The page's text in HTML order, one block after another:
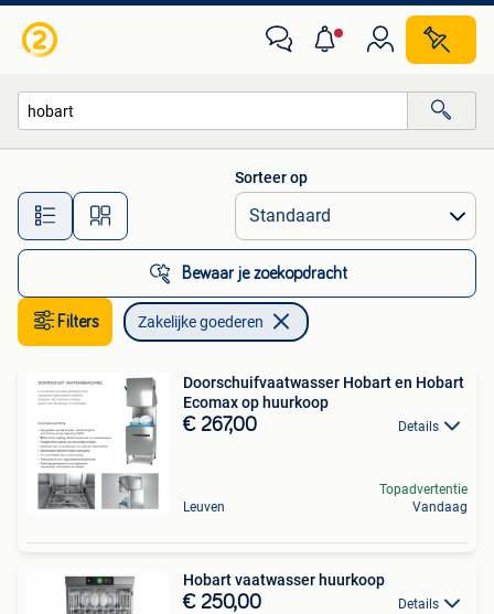
Alle afstanden…
Sorteer op
Bewaar je zoekopdracht
Filters Zakelijke goederen
Doorschuifvaatwasser Hobart en Hobart
Ecomax op huurkoop
€ 267,00 Details
Leuven
Topadvertentie
Vandaag
Hobart vaatwasser huurkoop
€ 250,00 Details